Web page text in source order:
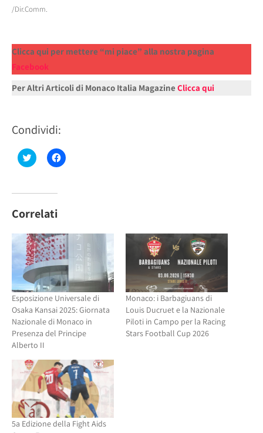
/Dir.Comm.
Clicca qui per mettere “mi piace” alla nostra pagina
Facebook
Per Altri Articoli di Monaco Italia Magazine Clicca qui
Condividi:
Fai
clic
su
(Si
apre
una
nuova
finestra)
Fai
clic
nuova
finestra)
Correlati
Esposizione Universale di
Osaka Kansai 2025: Giornata
Nazionale di Monaco in
Presenza del Principe
Alberto II
Monaco: i Barbagiuans di
Louis Ducruet e la Nazionale
Piloti in Campo per la Racing
Stars Football Cup 2026
5a Edizione della Fight Aids